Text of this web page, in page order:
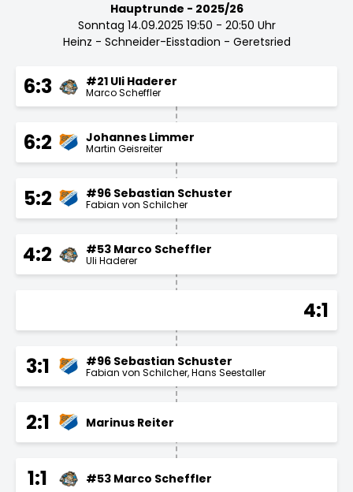
Hauptrunde - 2025/26
Sonntag 14.09.2025 19:50 - 20:50 Uhr
Heinz - Schneider-Eisstadion - Geretsried
6:3 #21 Uli Haderer
Marco Scheffler
6:2 Johannes Limmer
Martin Geisreiter
5:2 #96 Sebastian Schuster
Fabian von Schilcher
4:2 #53 Marco Scheffler
Uli Haderer
4:1
3:1 #96 Sebastian Schuster
Fabian von Schilcher Hans Seestaller
2:1 Marinus Reiter
1:1 #53 Marco Scheffler